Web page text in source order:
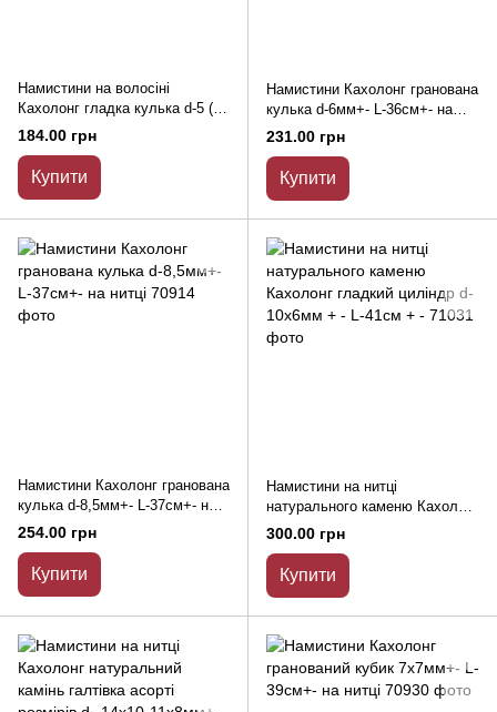
Намистини на волосіні
Кахолонг гладка кулька d-5 (+
-) мм L-38см
184.00 грн
Купити
Намистини Кахолонг гранована
кулька d-6мм+- L-36см+- на
нитці
231.00 грн
Купити
Намистини Кахолонг гранована
кулька d-8,5мм+- L-37см+- на
нитці
254.00 грн
Купити
Намистини на нитці
натурального каменю Кахолонг
гладкий циліндр d-10х6мм + -
L-41см + -
300.00 грн
Купити